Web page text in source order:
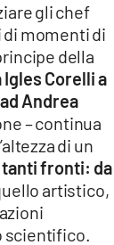
gli chef
di momenti di
della
Igles Corelli a
Andrea
– continua
di un
fronti: da
artistico,
scientifico.